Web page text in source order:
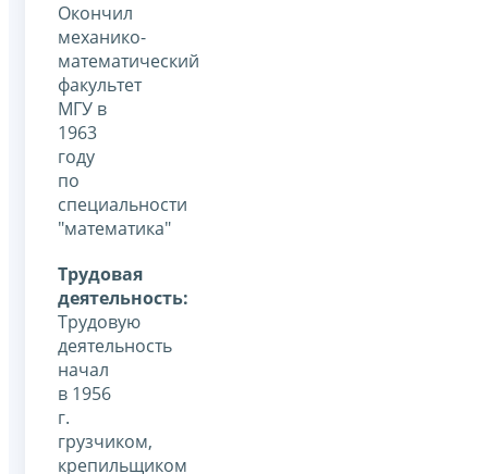
Окончил
механико-
математический
факультет
МГУ в
1963
году
по
специальности
"математика"
Трудовая
деятельность:
Трудовую
деятельность
начал
в 1956
г.
грузчиком,
крепильщиком